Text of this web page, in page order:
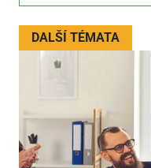
DALŠÍ TÉMATA